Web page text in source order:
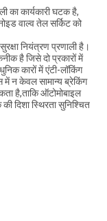
का कार्यकारी घटक है,
वाल्व तेल सर्किट को
नियंत्रण प्रणाली है।
है जिसे दो प्रकारों में
कारों में एंटी-लॉकिंग
में न केवल सामान्य ब्रेकिंग
है,ताकि ऑटोमोबाइल
दिशा स्थिरता सुनिश्चित